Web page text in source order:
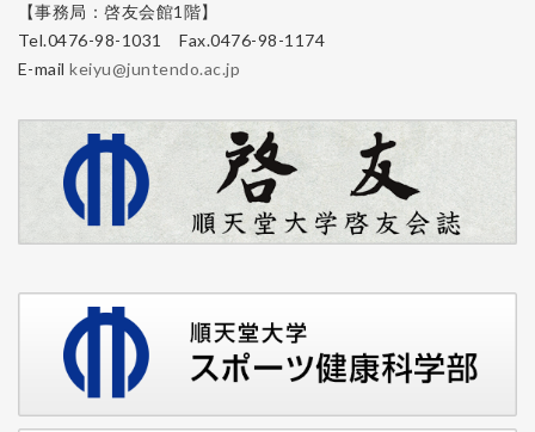
【事務局：啓友会館1階】
Tel.0476-98-1031 Fax.0476-98-1174
E-mailkeiyu@juntendo.ac.jp